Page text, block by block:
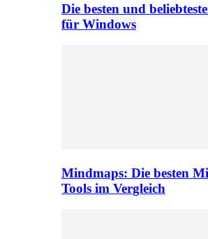
Die besten und
für Windows
Mindmaps: Die besten
Tools im Vergleich